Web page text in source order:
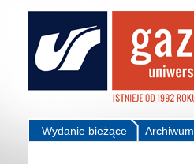
Archiwum
Wydanie bieżące